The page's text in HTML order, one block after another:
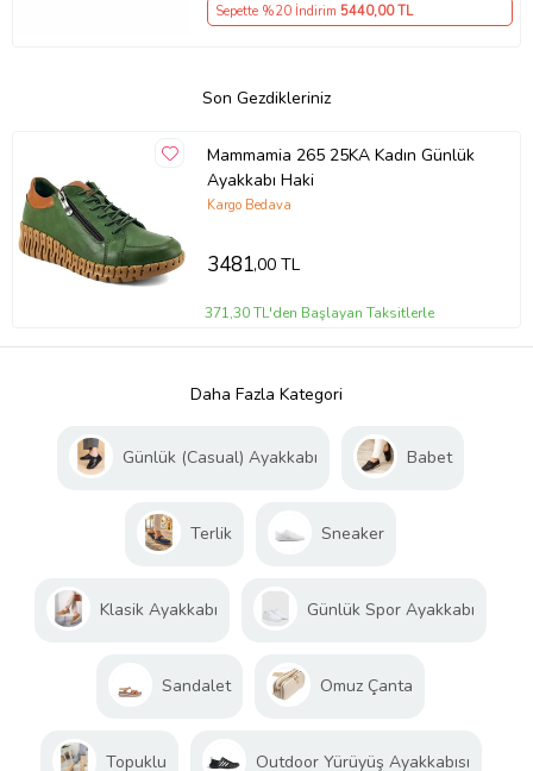
Sepette %20 İndirim 5440,00 TL
Son Gezdikleriniz
Mammamia 265 25KA Kadın Günlük
Ayakkabı Haki
Kargo Bedava
3481,00 TL
371,30 TL'den Başlayan Taksitlerle
Daha Fazla Kategori
Günlük (Casual) Ayakkabı Babet
Terlik Sneaker
Klasik Ayakkabı Günlük Spor Ayakkabı
Sandalet Omuz Çanta
Topuklu Outdoor Yürüyüş Ayakkabısı